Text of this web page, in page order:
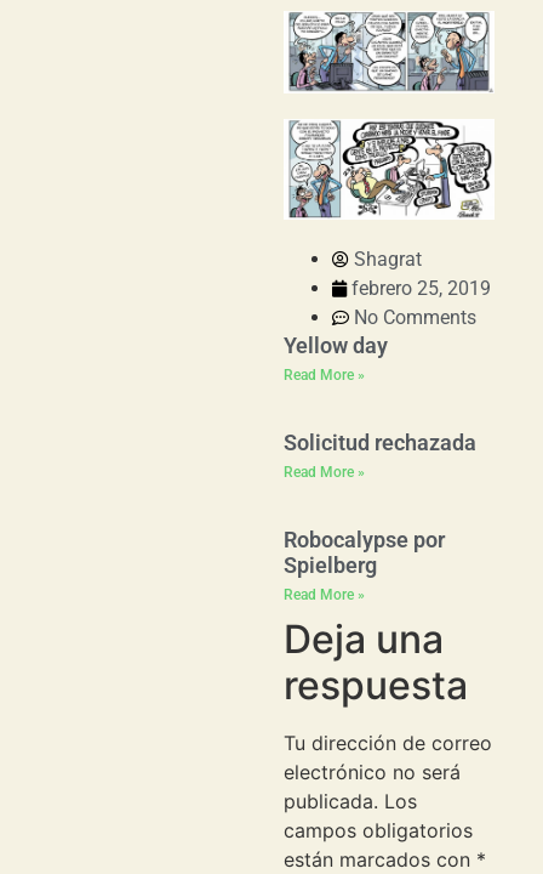
Shagrat
febrero 25, 2019
No Comments
Yellow day
Read More »
Solicitud rechazada
Read More »
Robocalypse por
Spielberg
Read More »
Deja una
respuesta
Tu dirección de correo
electrónico no será
publicada. Los
campos obligatorios
están marcados con *